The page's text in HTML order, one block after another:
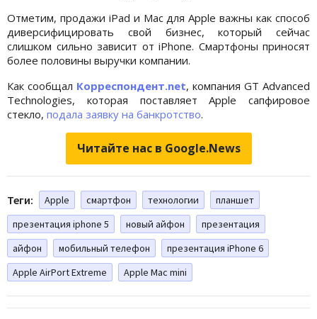
Отметим, продажи iPad и Mac для Apple важны как способ
диверсифицировать свой бизнес, который сейчас
слишком сильно зависит от iPhone. Смартфоны приносят
более половины выручки компании.
Как сообщал Корреспондент.net, компания GT Advanced
Technologies, которая поставляет Apple сапфировое
стекло, подала заявку на банкротство.
Читайте нас в Google.News
Теги: Apple смартфон технологии
планшет
презентация iphone 5
новый айфон
презентация
айфон
мобильный телефон
презентация iPhone 6
Apple AirPort Extreme
Apple Mac mini